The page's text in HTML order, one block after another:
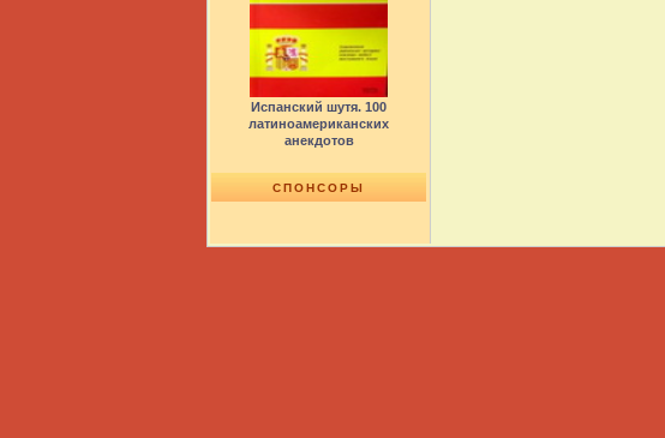
Испанский шутя. 100
латиноамериканских
анекдотов
СПОНСОРЫ